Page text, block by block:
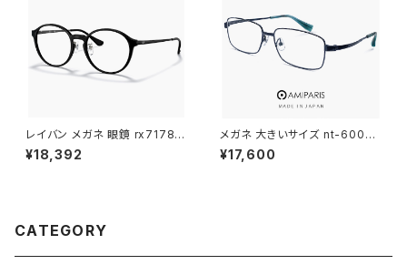
レイバン メガネ 眼鏡 rx7178d
5725 51mm Ray-Ban 眼鏡 メ
ンズ レディース ユニセックス モ
¥18,392
メガネ 大きいサイズ nt-6002 1
8 60mm 日本製 AMIPARIS メ
ンズ 眼鏡 XLサイズ ビック フレ
¥17,600
CATEGORY